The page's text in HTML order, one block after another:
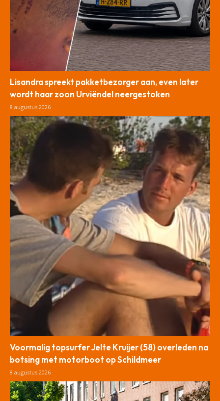
Lisandra spreekt pakketbezorger aan, even later
wordt haar zoon Urviëndel neergestoken
8 augustus 2026
Voormalig topsurfer Jelte Kruijer (58) overleden na
botsing met motorboot op Schildmeer
8 augustus 2026